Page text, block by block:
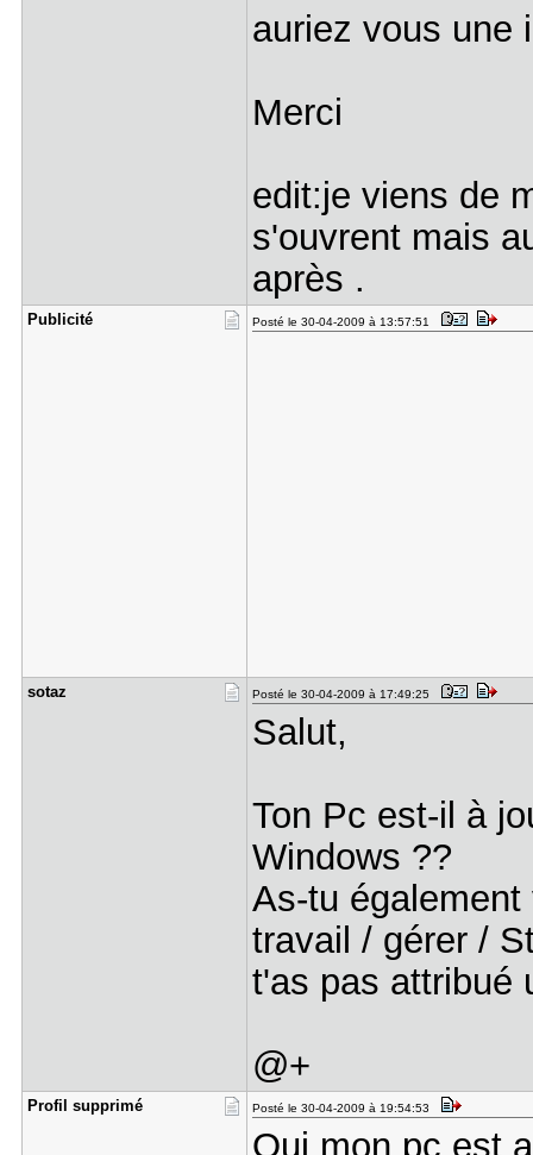
auriez vous une
Merci
edit:je viens de
s'ouvrent mais
après .
Publicité Posté le 30-04-2009 à 13:57:51
sotaz Posté le 30-04-2009 à 17:49:25
Salut,
Ton Pc est-il à
Windows ??
As-tu
travail / gérer /
t'as pas attribué
@+
Profil sup​primé Posté le 30-04-2009 à 19:54:53
Oui mon pc est